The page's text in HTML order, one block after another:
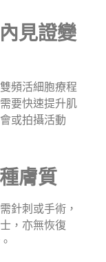
見證變
頻活細胞療程
要快速提升肌
或拍攝活動
膚質
針刺或手術，
，亦無恢復